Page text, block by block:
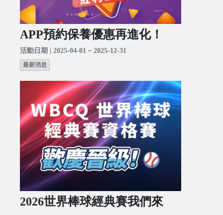
APP預約保養優惠再進化！
活動日期 | 2025-04-01 ~ 2025-12-31
最新消息
2026世界棒球經典賽我們來